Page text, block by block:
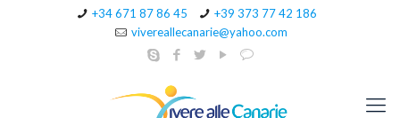
+34 671 87 86 45
+39 373 77 42 186
vivereallecanarie@yahoo.com